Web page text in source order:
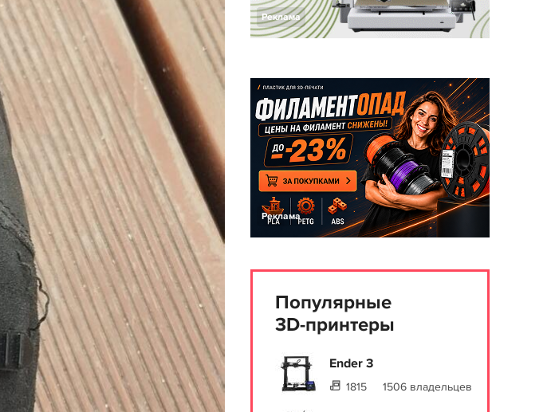
Реклама
Реклама
Популярные
3D-принтеры
Ender 3
1815 1506 владельцев